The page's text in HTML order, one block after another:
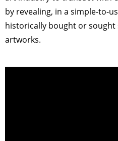
by revealing, in a simple-to-
historically bought or sought
artworks.